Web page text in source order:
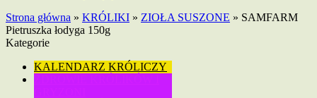
Strona główna » KRÓLIKI » ZIOŁA SUSZONE » SAMFARM
Pietruszka łodyga 150g
Kategorie
KALENDARZ KRÓLICZY